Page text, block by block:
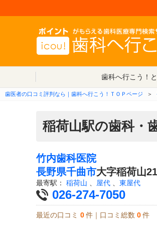
歯科へ行こう！
歯医者の口コミ評判なら｜歯科へ行こう！ＴＯＰページ ＞
稲荷山駅の歯科・
竹内歯科医院
長野県千曲市大字稲荷山
最寄駅： 稲荷山 屋代 東屋代
026-274-7050
最近の口コミ 0 件｜口コミ総数 0 件